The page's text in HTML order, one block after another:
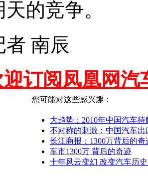
的竞争。
者 南辰
迎订阅凤凰网汽
您可能对这些感兴趣：
大趋势：2010年中国汽车
不对称的刺激：中国汽车
长江商报：1300万背后的奇
车市1300万 背后的奇迹
十年风云变幻 改变汽车历